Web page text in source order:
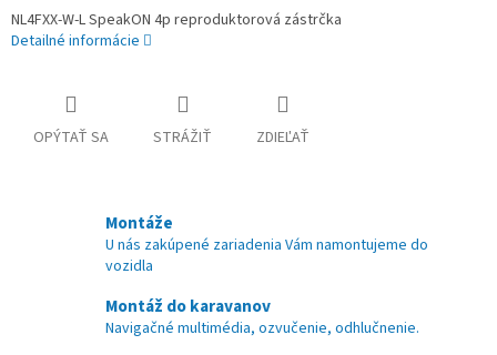
NL4FXX-W-L SpeakON 4p reproduktorová zástrčka
Detailné informácie
OPÝTAŤ SA STRÁŽIŤ ZDIEĽAŤ
Montáže
U nás zakúpené zariadenia Vám namontujeme do
vozidla
Montáž do karavanov
Navigačné multimédia, ozvučenie, odhlučnenie.